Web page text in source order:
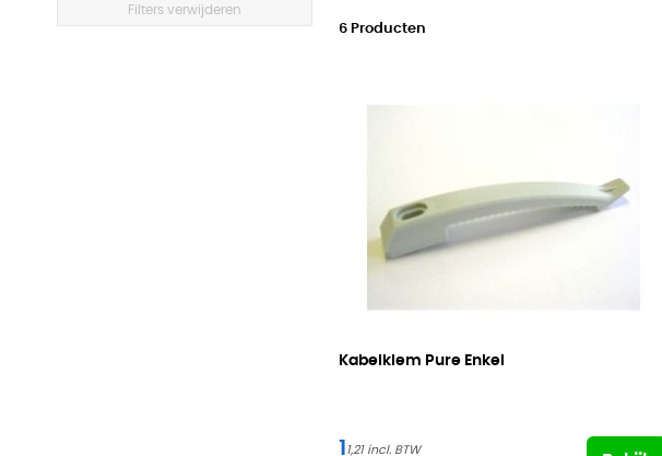
6 Producten
Kabelklem Pure Enkel
1 1,21
Filters verwijderen